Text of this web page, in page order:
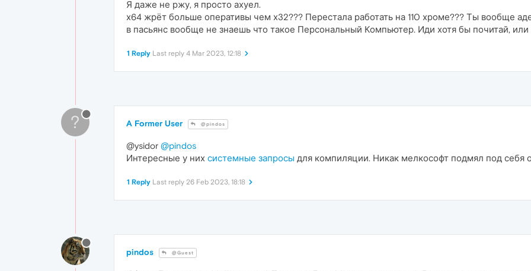
Я даже не ржу, я просто ахуел.
х64 жрёт больше оперативы чем х32??? Перестала работать на 110 хроме??? Ты вообще
в пасьянс вообще не знаешь что такое Персональный Компьютер. Иди хотя бы почитай, или
1 Reply Last reply 4 Mar 2023, 12:18
? A Former User @pindos
@ysidor @pindos
Интересные у них системные запросы для компиляции. Никак мелкософт подмял под себя
1 Reply Last reply 26 Feb 2023, 18:18
pindos @Guest